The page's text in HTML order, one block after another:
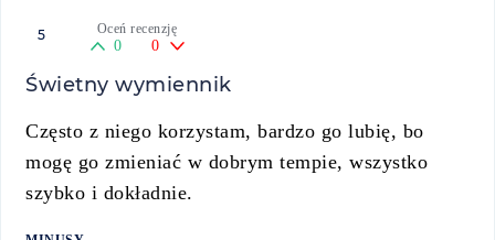
5 Oceń recenzję
0 0
Świetny wymiennik
Często z niego korzystam, bardzo go lubię, bo
mogę go zmieniać w dobrym tempie, wszystko
szybko i dokładnie.